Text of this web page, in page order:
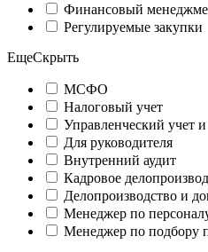
Финансовый
Регулируемые закупки
ЕщеСкрыть
МСФО
Налоговый учет
Управленческий учет
Для руководителя
Внутренний аудит
Кадровое
Делопроизводство и
Менеджер по
Менеджер по подбору